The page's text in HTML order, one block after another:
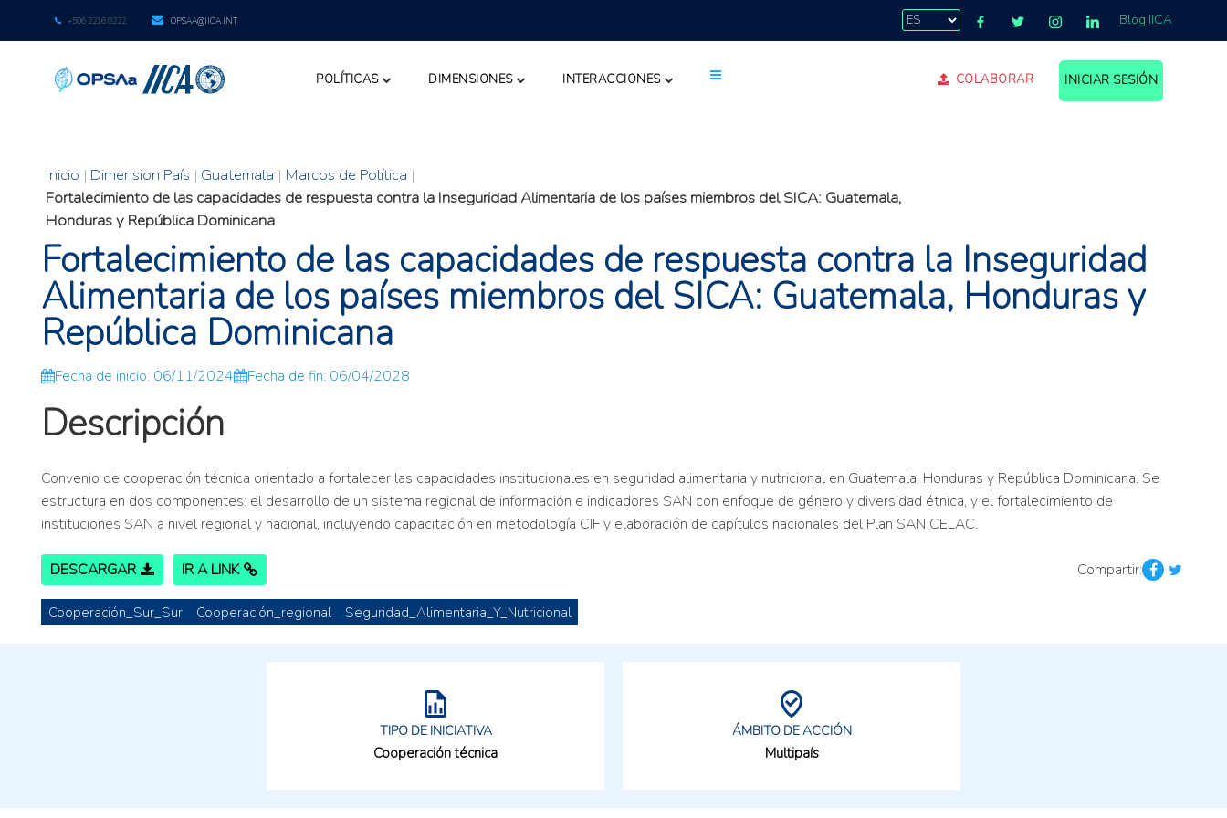
+506 2216 0222 OPSAA@IICA.INT Blog IICA
POLÍTICAS DIMENSIONES INTERACCIONES COLABORAR INICIAR SESIÓN
Inicio | Dimension País | Guatemala | Marcos de Política |
Fortalecimiento de las capacidades de respuesta contra la Inseguridad Alimentaria de los países miembros del SICA: Guatemala,
Honduras y República Dominicana
Fortalecimiento de las capacidades de respuesta contra la Inseguridad
Alimentaria de los países miembros del SICA: Guatemala, Honduras y
República Dominicana
Fecha de inicio: 06/11/2024 Fecha de fin: 06/04/2028
Descripción
Convenio de cooperación técnica orientado a fortalecer las capacidades institucionales en seguridad alimentaria y nutricional en Guatemala, Honduras y República Dominicana. Se
estructura en dos componentes: el desarrollo de un sistema regional de información e indicadores SAN con enfoque de género y diversidad étnica, y el fortalecimiento de
instituciones SAN a nivel regional y nacional, incluyendo capacitación en metodología CIF y elaboración de capítulos nacionales del Plan SAN CELAC.
DESCARGAR IR A LINK Compartir:
Cooperación_Sur_Sur Cooperación_regional Seguridad_Alimentaria_Y_Nutricional
TIPO DE INICIATIVA
Cooperación técnica
ÁMBITO DE ACCIÓN
Multipaís